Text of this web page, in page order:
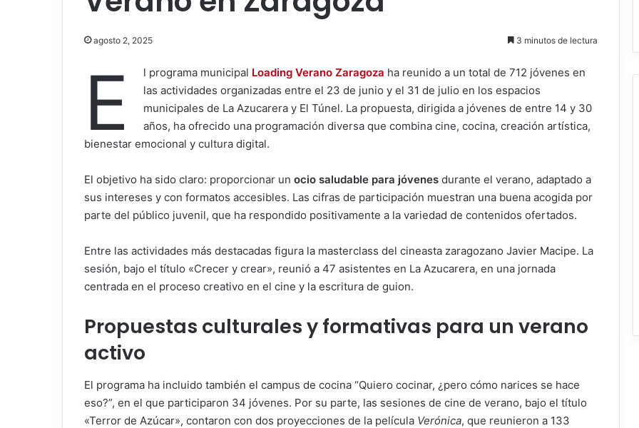
agosto 2, 2025 3 minutos de lectura
E l programa municipal Loading Verano Zaragoza ha reunido a un total de 712 jóvenes en
las actividades organizadas entre el 23 de junio y el 31 de julio en los espacios
municipales de La Azucarera y El Túnel. La propuesta, dirigida a jóvenes de entre 14 y 30
años, ha ofrecido una programación diversa que combina cine, cocina, creación artística,
bienestar emocional y cultura digital.
El objetivo ha sido claro: proporcionar un ocio saludable para jóvenes durante el verano, adaptado a
sus intereses y con formatos accesibles. Las cifras de participación muestran una buena acogida por
parte del público juvenil, que ha respondido positivamente a la variedad de contenidos ofertados.
Entre las actividades más destacadas figura la masterclass del cineasta zaragozano Javier Macipe. La
sesión, bajo el título «Crecer y crear», reunió a 47 asistentes en La Azucarera, en una jornada
centrada en el proceso creativo en el cine y la escritura de guion.
Propuestas culturales y formativas para un verano
activo
El programa ha incluido también el campus de cocina “Quiero cocinar, ¿pero cómo narices se hace
eso?”, en el que participaron 34 jóvenes. Por su parte, las sesiones de cine de verano, bajo el título
«Terror de Azúcar», contaron con dos proyecciones de la película Verónica, que reunieron a 133